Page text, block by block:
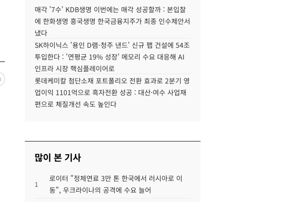
매각 '7수' KDB생명 이번에는 매각 성공할까 : 본입찰
에 한화생명 흥국생명 한국금융지주가 최종 인수제안서
냈다
SK하이닉스 '용인 D램-청주 낸드' 신규 팹 건설에 54조
투입한다 : '연평균 19% 성장' 메모리 수요 대응해 AI
인프라 시장 핵심플레이어로
롯데케미칼 첨단소재 포트폴리오 전환 효과로 2분기 영
업이익 1101억으로 흑자전환 성공 : 대산·여수 사업재
편으로 체질개선 속도 높인다
많이 본 기사
1
로이터 "정제연료 3만 톤 한국에서 러시아로 이
동", 우크라이나의 공격에 수요 늘어